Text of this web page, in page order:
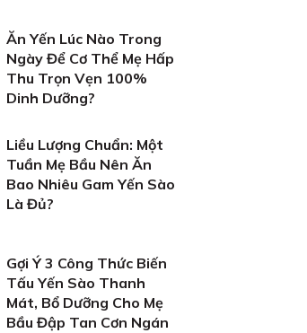
Ăn Yến Lúc Nào Trong
Ngày Để Cơ Thể Mẹ Hấp
Thu Trọn Vẹn 100%
Dinh Dưỡng?
Liều Lượng Chuẩn: Một
Tuần Mẹ Bầu Nên Ăn
Bao Nhiêu Gam Yến Sào
Là Đủ?
Gợi Ý 3 Công Thức Biến
Tấu Yến Sào Thanh
Mát, Bổ Dưỡng Cho Mẹ
Bầu Đập Tan Cơn Ngán